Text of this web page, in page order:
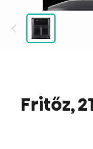
Fritőz,